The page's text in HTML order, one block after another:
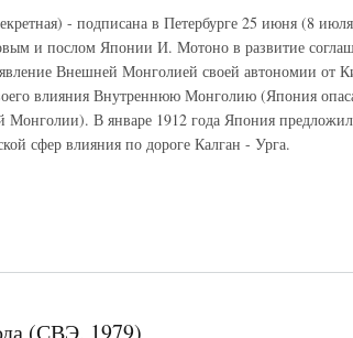
- подписана в Петербурге 25 июня (8
и послом Японии И. Мотоно в развитие
Внешней Монголией своей автономии от
влияния Внутреннюю Монголию (Япония
В январе 1912 года Япония
сфер влияния по дороге Калган - Урга.